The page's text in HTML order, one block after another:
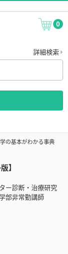
0
詳細検索
の基本がわかる事典
】
ー診断・治療研究
部非常勤講師